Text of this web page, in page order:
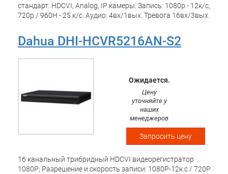
стандарт: HDCVI, Analog, IP камеры. Запись: 1080p - 12к/с,
720p / 960H - 25 к/с. Аудио: 4вх/1вых. Тревога 16вх/3вых.
232, RS-485, 2xSata HDD (до 8Тб). DC 12В/15Вт,
375x285x45 мм, 1U
Dahua DHI-HCVR5216AN-S2
16 канальный трибридный HDCVI видеорегистратор
1080P; Разрешение и скорость записи: 1080P-12к.с / 720Р
Ожидается.
Цену
уточняйте у
наших
менеджеров
Запросить цену